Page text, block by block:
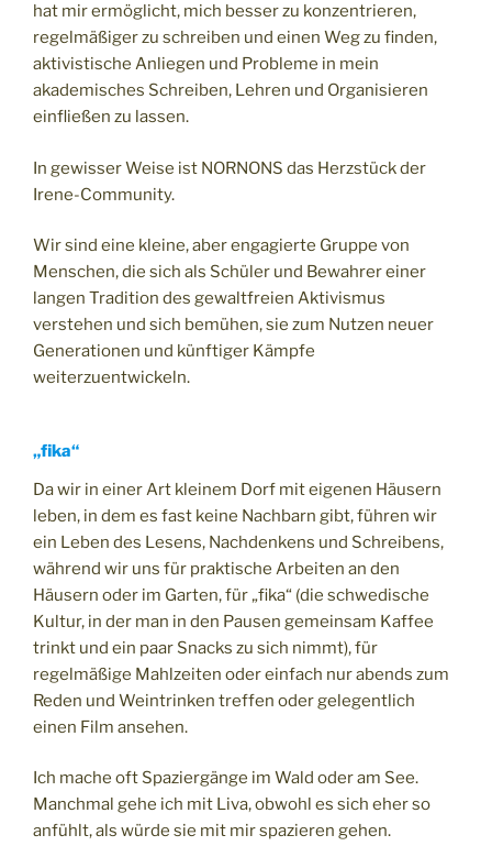
hat mir ermöglicht, mich besser zu konzentrieren,
regelmäßiger zu schreiben und einen Weg zu finden,
aktivistische Anliegen und Probleme in mein
akademisches Schreiben, Lehren und Organisieren
einfließen zu lassen.
In gewisser Weise ist NORNONS das Herzstück der
Irene-Community.
Wir sind eine kleine, aber engagierte Gruppe von
Menschen, die sich als Schüler und Bewahrer einer
langen Tradition des gewaltfreien Aktivismus
verstehen und sich bemühen, sie zum Nutzen neuer
Generationen und künftiger Kämpfe
weiterzuentwickeln.
„fika“
Da wir in einer Art kleinem Dorf mit eigenen Häusern
leben, in dem es fast keine Nachbarn gibt, führen wir
ein Leben des Lesens, Nachdenkens und Schreibens,
während wir uns für praktische Arbeiten an den
Häusern oder im Garten, für „fika“ (die schwedische
Kultur, in der man in den Pausen gemeinsam Kaffee
trinkt und ein paar Snacks zu sich nimmt), für
regelmäßige Mahlzeiten oder einfach nur abends zum
Reden und Weintrinken treffen oder gelegentlich
einen Film ansehen.
Ich mache oft Spaziergänge im Wald oder am See.
Manchmal gehe ich mit Liva, obwohl es sich eher so
anfühlt, als würde sie mit mir spazieren gehen.